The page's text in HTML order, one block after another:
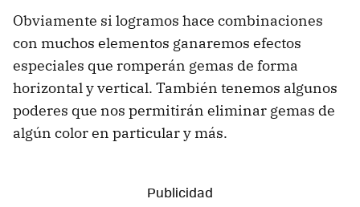
Obviamente si logramos hace combinaciones
con muchos elementos ganaremos efectos
especiales que romperán gemas de forma
horizontal y vertical. También tenemos algunos
poderes que nos permitirán eliminar gemas de
algún color en particular y más.